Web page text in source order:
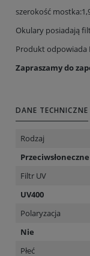
szerokość
Okulary posiadają
Produkt odpowiada
Zapraszamy do
DANE TECHNICZNE
Rodzaj
Przeciwsłoneczne
Filtr UV
UV400
Polaryzacja
Nie
Płeć